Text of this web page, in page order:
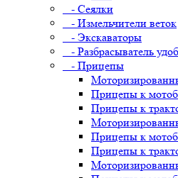
- Сеялки
- Измельчители веток
- Экскаваторы
- Разбрасыватель
- Прицепы
Прицепы к
Прицепы к
Прицепы к
Прицепы к